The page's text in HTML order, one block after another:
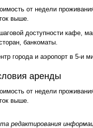
от недели
выше.
доступности кафе,
банкоматы.
города и аэропорт в 5-и
аренды
от недели
выше.
редактирования